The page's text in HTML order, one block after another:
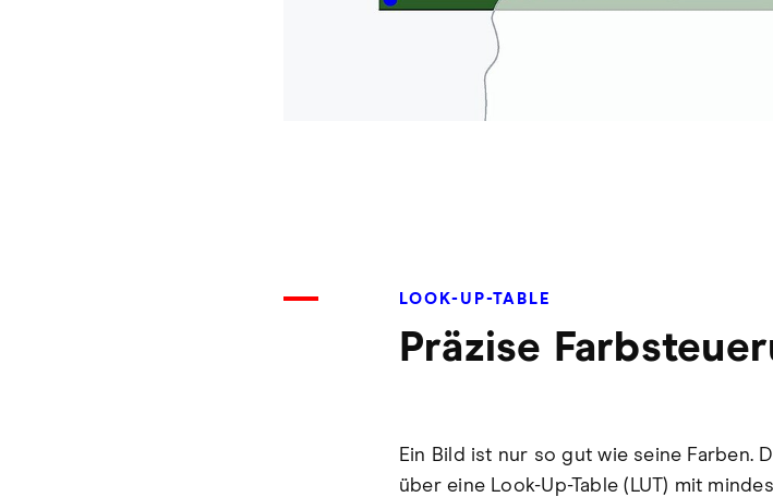
LOOK-UP-TABLE
Präzise
Ein Bild ist nur so gut wie seine Farben.
über eine Look-Up-Table (LUT) mit